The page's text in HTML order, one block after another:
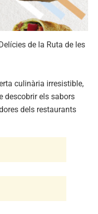
de la Ruta de les
culinària irresistible,
descobrir els sabors
dels restaurants